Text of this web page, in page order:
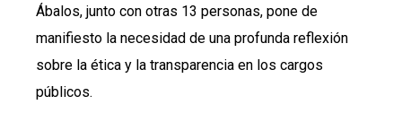
Ábalos, junto con otras 13 personas, pone de
manifiesto la necesidad de una profunda reflexión
sobre la ética y la transparencia en los cargos
públicos.